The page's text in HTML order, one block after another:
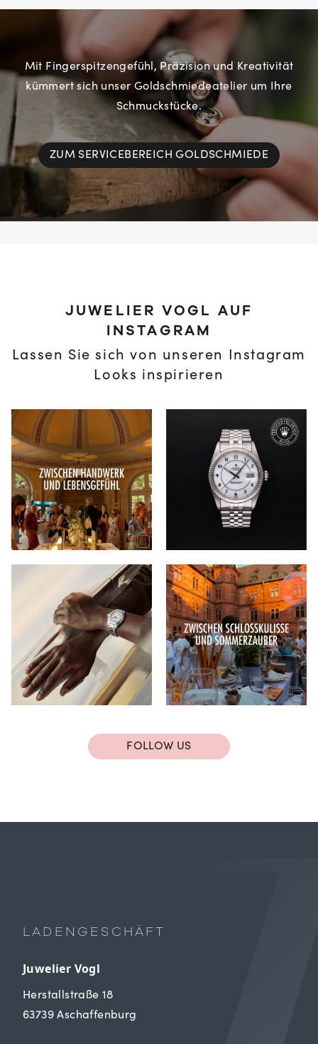
Mit Fingerspitzengefühl, Präzision und Kreativität
kümmert sich unser Goldschmiedeatelier um Ihre
Schmuckstücke.
ZUM SERVICEBEREICH GOLDSCHMIEDE
JUWELIER VOGL AUF
INSTAGRAM
Lassen Sie sich von unseren Instagram
Looks inspirieren
FOLLOW US
LADENGESCHÄFT
Juwelier Vogl
Herstallstraße 18
63739 Aschaffenburg